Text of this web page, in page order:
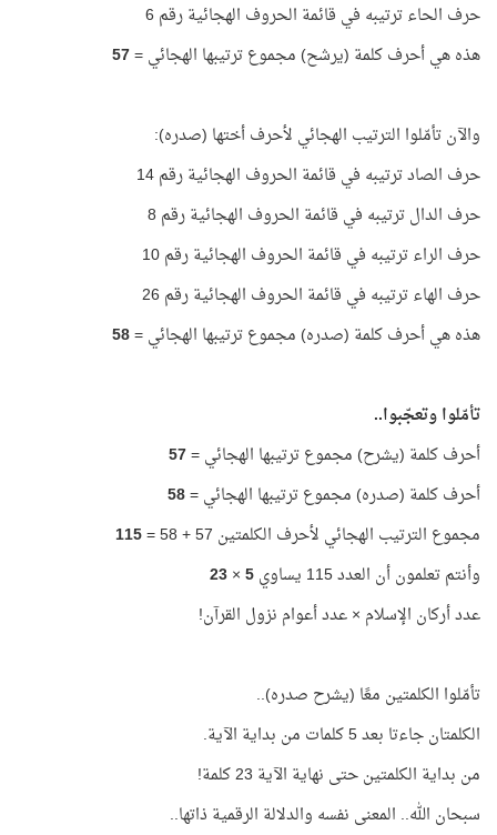
حرف الحاء ترتيبه في قائمة الحروف الهجائية رقم 6
هذه هي أحرف كلمة (يرشح) مجموع ترتيبها الهجائي =57
والآن تأمّلوا الترتيب الهجائي لأحرف أختها (صدره):
حرف الصاد ترتيبه في قائمة الحروف الهجائية رقم 14
حرف الدال ترتيبه في قائمة الحروف الهجائية رقم 8
حرف الراء ترتيبه في قائمة الحروف الهجائية رقم 10
حرف الهاء ترتيبه في قائمة الحروف الهجائية رقم 26
هذه هي أحرف كلمة (صدره) مجموع ترتيبها الهجائي =58
تأمّلوا وتعجّبوا..
أحرف كلمة (يشرح) مجموع ترتيبها الهجائي =57
أحرف كلمة (صدره) مجموع ترتيبها الهجائي =58
مجموع الترتيب الهجائي لأحرف الكلمتين 57 + 58 =
115
وأنتم تعلمون أن العدد 115 يساوي
5
×
23
عدد أركان الإسلام × عدد أعوام نزول القرآن!
تأمّلوا الكلمتين معًا (يشرح صدره)..
الكلمتان جاءتا بعد 5 كلمات من بداية الآية.
من بداية الكلمتين حتى نهاية الآية 23 كلمة!
سبحان الله.. المعنى نفسه والدلالة الرقمية ذاتها..